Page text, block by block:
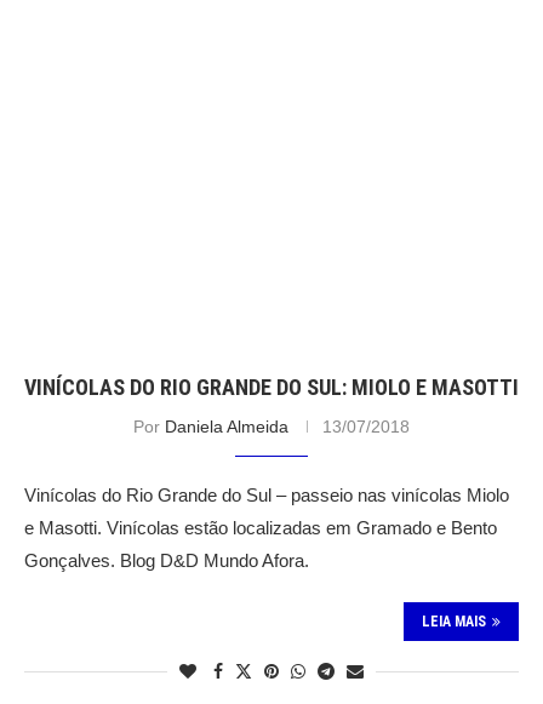
VINÍCOLAS DO RIO GRANDE DO SUL: MIOLO E MASOTTI
Por Daniela Almeida 13/07/2018
Vinícolas do Rio Grande do Sul – passeio nas vinícolas Miolo
e Masotti. Vinícolas estão localizadas em Gramado e Bento
Gonçalves. Blog D&D Mundo Afora.
LEIA MAIS